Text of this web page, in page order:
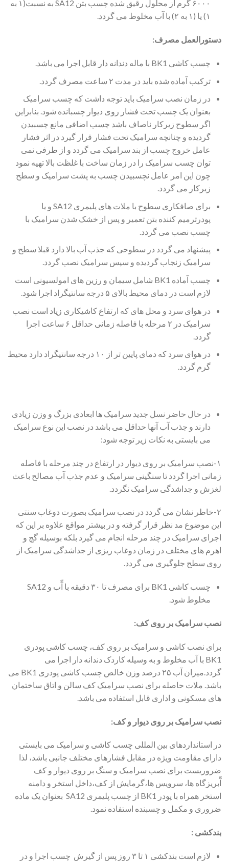
۶۰۰۰ گرم از محلول رقیق شده چسب بتن SA12 به نسبت(۱ به
۱) یا (۱ به ۲) با آب مخلوط می گردد.
دستورالعمل مصرف:
چسب کاشی BK1 با ماله دندانه دار قابل اجرا می باشد.
ترکیب آماده شده باید در مدت ۲ ساعت مصرف گردد.
در زمان نصب سرامیک باید توجه داشت که چسب سرامیک
بعنوان یک چسب تحت فشار روی دیوار چسبانده شود. بنابراین
اگر سطوح زیرکار ناصاف باشد چسب اضافی مانع چسبیدن
گردیده و چنانچه سرامیک تحت فشار قرار گیرد در اثر فشار
عامل خروج چسب از بند سرامیک می گردد و از طرفی نمی
توان چسب سرامیک را در زمان ساخت با غلظت بالا تهیه نمود
چون این امر عامل نچسبیدن چسب به پشت سرامیک و سطح
زیرکار می گردد.
برای صافکاری سطوح با ملات های پلیمری SA12 و یا
پودرترمیم کننده بتن تعمیر و پس از خشک شدن سرامیک با
چسب نصب می گردد.
پیشنهاد می گردد در سطوحی که جذب آب بالا دارد قبلا سطح و
سرامیک زنجاب گردیده و سپس سرامیک نصب گردد.
چسب آماده BK1 شامل سیمان و رزین های امولسیونی است
لازم است در دمای محیط بالای ۵ درجه سانتیگراد اجرا شود.
در هوای سرد و محل های که ارتفاع کاشیکاری زیاد است نصب
سرامیک در ۲ مرحله با فاصله زمانی حداقل ۶ ساعت اجرا
گردد.
در هوای سرد که دمای پایین تر از ۱۰ درجه سانتیگراد دارد محیط
گرم گردد.
در حال حاضر نسل جدید سرامیک ها ابعادی بزرگ و وزن زیادی
دارند و جذب آب آنها حداقل می باشد در نصب این نوع سرامیک
می بایستی به نکات زیر توجه شود:
۱-نصب سرامیک بر روی دیوار در ارتفاع در چند مرحله با فاصله
زمانی اجرا گردد تا سنگینی سرامیک و عدم جذب آب مصالح باعث
لغزش و جداشدگی سرامیک نگردد.
۲-خاطر نشان می گردد در نصب سرامیک بصورت دوغاب سنتی
این موضوع مد نظر قرار گرفته و در بیشتر مواقع علاوه بر این که
اجرای سرامیک در چند مرحله انجام می گیرد بلکه بوسیله گچ و
اهرم های مختلف در زمان دوغاب ریزی از جداشدگی سرامیک از
روی سطح جلوگیری می گردد.
چسب کاشی BK1 برای مصرف تا ۳۰ دقیقه با آّب و SA12
مخلوط شود.
نصب سرامیک بر روی کف:
برای نصب کاشی و سرامیک بر روی کف، چسب کاشی پودری
BK1 با آب مخلوط و به وسیله کاردک دندانه دار اجرا می
گردد.میزان آب ۲۵ درصد وزن خالص چسب کاشی پودری BK1 می
باشد. ملات حاصله برای نصب سرامیک کف سالن و اتاق ساختمان
های مسکونی و اداری قابل استفاده می باشد.
نصب سرامیک بر روی دیوار و کف:
در استانداردهای بین المللی چسب کاشی و سرامیک می بایستی
دارای مقاومت ویژه در مقابل فشارهای مختلف جانبی باشد، لذا
ضروریست برای نصب سرامیک و سنگ بر روی دیوار و کف
آّبریزگاه ها، سرویس ها،گرمایش از کف،داخل استخر و دامنه
استخر همراه با پودر BK1 از چسب پلیمری SA12 بعنوان یک ماده
ضروری و مکمل و چسبنده استفاده نمود.
بندکشی :
لازم است بندکشی ۱ تا ۳ روز پس از گیرش چسب اجرا و در